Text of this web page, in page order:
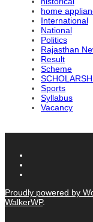
home
International
National
Politics
Rajasthan
Result
Scheme
Sports
Syllabus
Vacancy
Proudly powered by
WalkerWP.